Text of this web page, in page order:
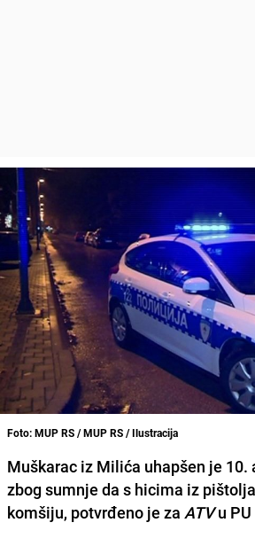
Foto: MUP RS / MUP RS / Ilustracija
Muškarac iz Milića uhapšen je 10.
zbog sumnje da s hicima iz
komšiju, potvrđeno je za ATVu PU